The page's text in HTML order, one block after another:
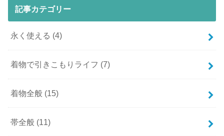
記事カテゴリー
永く使える (4)
着物で引きこもりライフ (7)
着物全般 (15)
帯全般 (11)